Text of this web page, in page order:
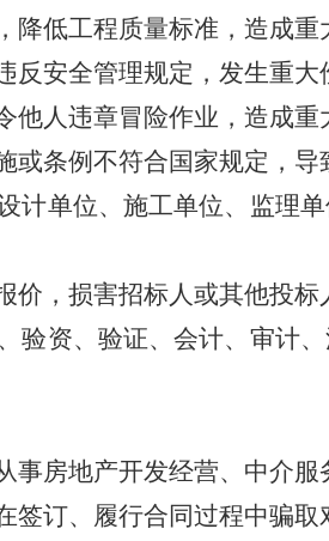
低工程质量标准，造成重
安全管理规定，发生重大
人违章冒险作业，造成重
条例不符合国家规定，导
计单位、施工单位、监理
，损害招标人或其他投标
验资、验证、会计、审计
房地产开发经营、中介服
订、履行合同过程中骗取